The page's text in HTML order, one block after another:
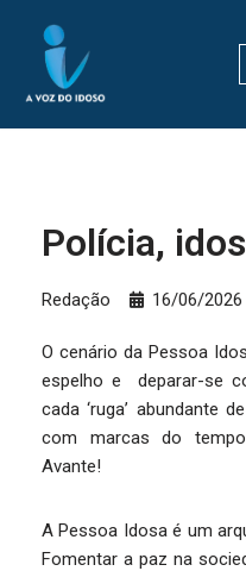
Pular
para
Polícia,
Redação 16/06/2026
O cenário da Pessoa
espelho e deparar-se
cada ‘ruga’ abundante
com marcas do
Avante!
A Pessoa Idosa é um
Fomentar a paz na